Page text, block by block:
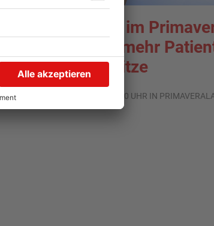
Kliniken im
melden mehr
durch Hitze
04.08.2026, 07:50 UHR IN